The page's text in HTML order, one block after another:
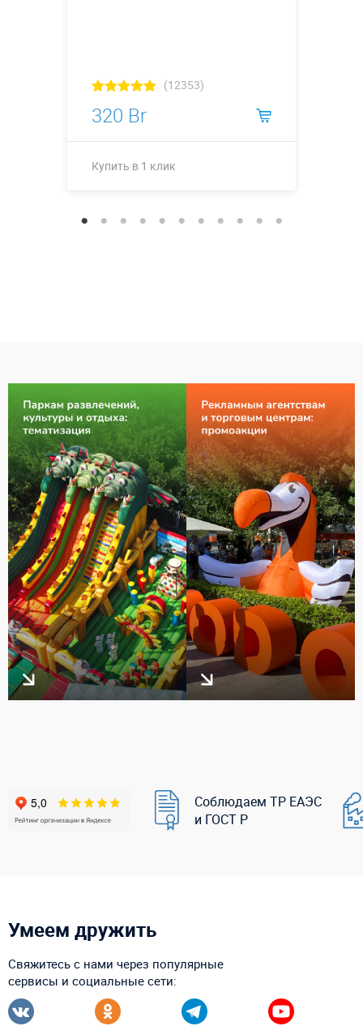
(12353)
320 Br
Купить в 1 клик
Соблюдаем ТР ЕАЭС
и ГОСТ Р
Умеем дружить
Свяжитесь с нами через популярные
сервисы и социальные сети: